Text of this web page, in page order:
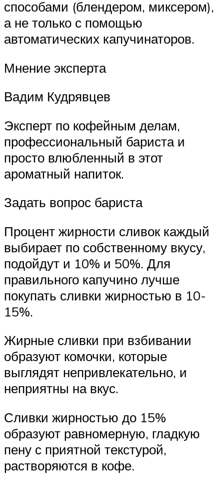
способами (блендером, миксером),
а не только с помощью
автоматических капучинаторов.
Мнение эксперта
Вадим Кудрявцев
Эксперт по кофейным делам,
профессиональный бариста и
просто влюбленный в этот
ароматный напиток.
Задать вопрос бариста
Процент жирности сливок каждый
выбирает по собственному вкусу,
подойдут и 10% и 50%. Для
правильного капучино лучше
покупать сливки жирностью в 10-
15%.
Жирные сливки при взбивании
образуют комочки, которые
выглядят непривлекательно, и
неприятны на вкус.
Сливки жирностью до 15%
образуют равномерную, гладкую
пену с приятной текстурой,
растворяются в кофе.